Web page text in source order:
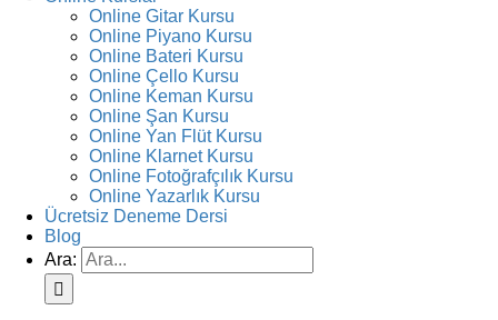
Online Gitar Kursu
Online Piyano Kursu
Online Bateri Kursu
Online Çello Kursu
Online Keman Kursu
Online Şan Kursu
Online Yan Flüt Kursu
Online Klarnet Kursu
Online Fotoğrafçılık Kursu
Online Yazarlık Kursu
Ücretsiz Deneme Dersi
Blog
Ara: